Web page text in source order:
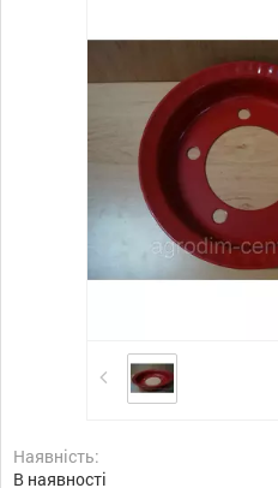
Наявність:
В наявності